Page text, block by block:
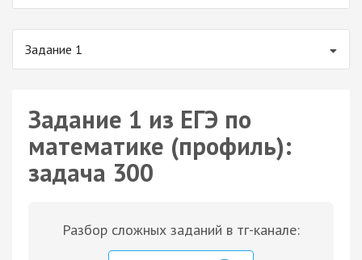
Задание 1
Задание 1 из ЕГЭ по
математике (профиль):
задача 300
Разбор сложных заданий в тг-канале: